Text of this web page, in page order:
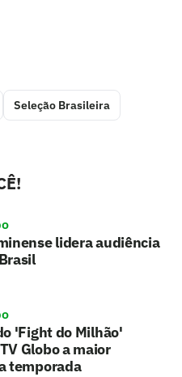
Seleção Brasileira
lidera audiência
'Fight do Milhão'
Globo a maior
temporada